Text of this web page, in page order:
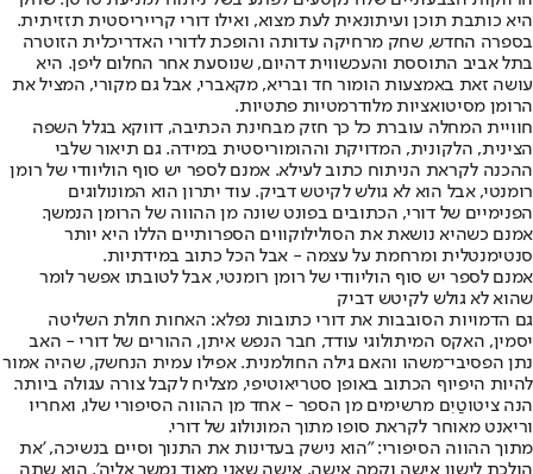
היא כותבת תוכן ועיתונאית לעת מצוא, ואילו דורי קרייריסטית תזזיתית.
בספרה החדש, שחק מרחיקה עדותה והופכת לדורי האדריכלית הזוטרה
בתל אביב התוססת והעכשווית דהיום, שנוסעת אחר החלום ליפן. היא
עושה זאת באמצעות הומור חד ובריא, מקאברי, אבל גם מקורי, המציל את
הרומן מסיטואציות מלודרמטיות פתטיות.
חוויית המחלה עוברת כל כך חזק מבחינת הכתיבה, דווקא בגלל השפה
הצינית, הלקונית, המדויקת וההומוריסטית במידה. גם תיאור שלבי
ההכנה לקראת הניתוח כתוב לעילא. אמנם לספר יש סוף הוליוודי של רומן
רומנטי, אבל הוא לא גולש לקיטש דביק. עוד יתרון הוא המונולוגים
הפנימיים של דורי, הכתובים בפונט שונה מן ההווה של הרומן הנמשך.
אמנם כשהיא נושאת את הסולילוקווים הספרותיים הללו היא יותר
סנטימנטלית ומרחמת על עצמה - אבל הכל כתוב במידתיות.
אמנם לספר יש סוף הוליוודי של רומן רומנטי, אבל לטובתו אפשר לומר
שהוא לא גולש לקיטש דביק
גם הדמויות הסובבות את דורי כתובות נפלא: האחות חולת השליטה
יסמין, האקס המיתולוגי עודד, חבר הנפש איתן, ההורים של דורי - האב
נתן הפסיבי־משהו והאם גילה החולמנית. אפילו עמית הנחשק, שהיה אמור
להיות היפיוף הכתוב באופן סטריאוטיפי, מצליח לקבל צורה עגולה ביותר.
הנה ציטוטַיִם מרשימים מן הספר - אחד מן ההווה הסיפורי שלו, ואחריו
וריאנט מאוחר לקראת סופו מתוך המונולוג של דורי.
מתוך ההווה הסיפורי: "הוא נישק בעדינות את התנוך וסיים בנשיכה, 'את